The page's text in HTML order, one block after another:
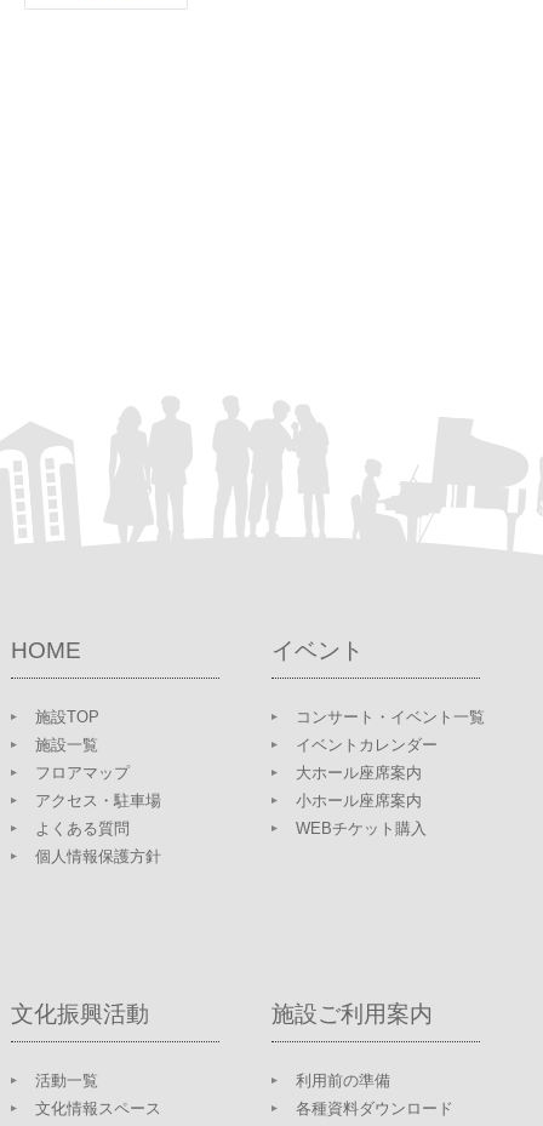
HOME
施設TOP
施設一覧
フロアマップ
アクセス・駐車場
よくある質問
個人情報保護方針
イベント
コンサート・イベント一覧
イベントカレンダー
大ホール座席案内
小ホール座席案内
WEBチケット購入
文化振興活動
活動一覧
文化情報スペース
施設ご利用案内
利用前の準備
各種資料ダウンロード